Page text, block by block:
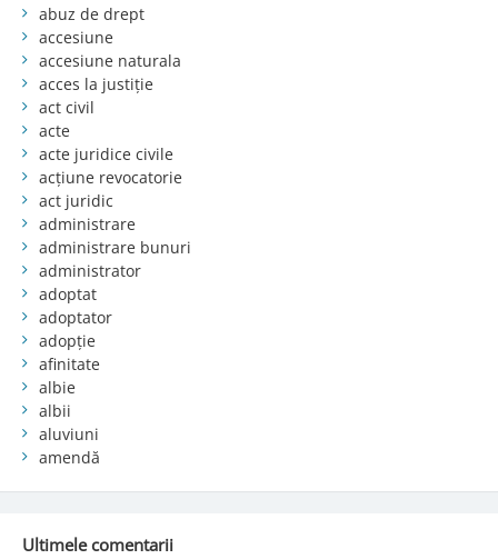
abuz de drept
accesiune
accesiune naturala
acces la justiție
act civil
acte
acte juridice civile
acțiune revocatorie
act juridic
administrare
administrare bunuri
administrator
adoptat
adoptator
adopție
afinitate
albie
albii
aluviuni
amendă
Ultimele comentarii